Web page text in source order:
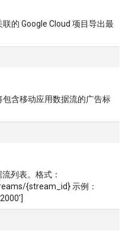
的 Google Cloud 项目导出最
含移动应用数据流的广告标
列表。格式：
{stream_id} 示例：